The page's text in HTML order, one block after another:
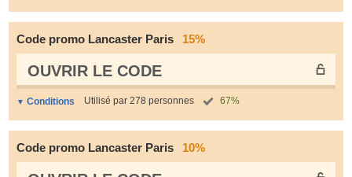
Code promo Lancaster Paris 15%
OUVRIR LE СODE
Conditions Utilisé par 278 personnes 67%
Code promo Lancaster Paris 10%